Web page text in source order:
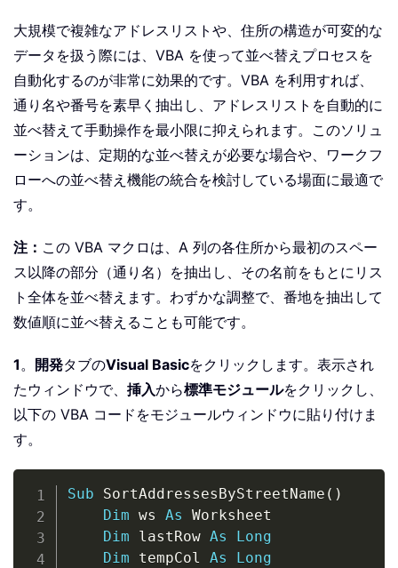
大規模で複雑なアドレスリストや、住所の構造が可変的な
データを扱う際には、VBA を使って並べ替えプロセスを
自動化するのが非常に効果的です。VBA を利用すれば、
通り名や番号を素早く抽出し、アドレスリストを自動的に
並べ替えて手動操作を最小限に抑えられます。このソリュ
ーションは、定期的な並べ替えが必要な場合や、ワークフ
ローへの並べ替え機能の統合を検討している場面に最適で
す。
注： この VBA マクロは、A 列の各住所から最初のスペー
ス以降の部分（通り名）を抽出し、その名前をもとにリス
ト全体を並べ替えます。わずかな調整で、番地を抽出して
数値順に並べ替えることも可能です。
1 。 開発タブのVisual Basicをクリックします。表示され
たウィンドウで、 挿入から標準モジュールをクリックし、
以下の VBA コードをモジュールウィンドウに貼り付けま
す。
Sub SortAddressesByStreetName ( )
Dim ws As Worksheet
Dim lastRow As
Long
Dim tempCol As Long
Copy